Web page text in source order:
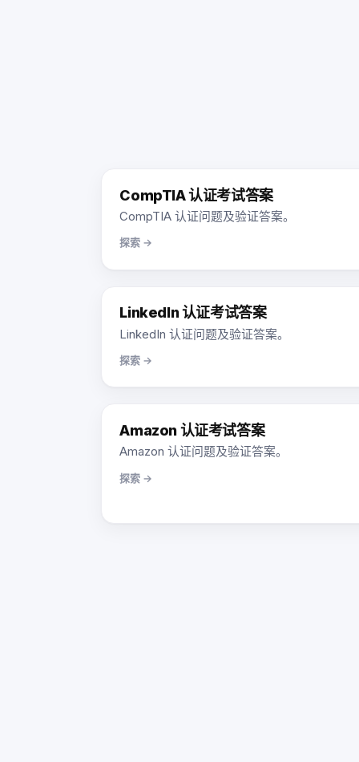
CompTIA 认证考试答案
CompTIA 认证问题及验证答案。
探索 →
LinkedIn 认证考试答案
LinkedIn 认证问题及验证答案。
探索 →
Amazon 认证考试答案
Amazon 认证问题及验证答案。
探索 →